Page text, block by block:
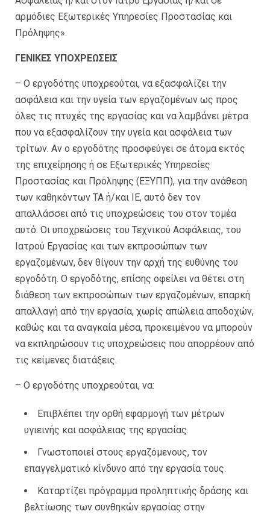
αρμόδιες Εξωτερικές Υπηρεσίες Προστασίας και
Πρόληψης».
ΓΕΝΙΚΕΣ ΥΠΟΧΡΕΩΣΕΙΣ
– Ο εργοδότης υποχρεούται, να εξασφαλίζει την
ασφάλεια και την υγεία των εργαζομένων ως προς
όλες τις πτυχές της εργασίας και να λαμβάνει μέτρα
που να εξασφαλίζουν την υγεία και ασφάλεια των
τρίτων. Αν ο εργοδότης προσφεύγει σε άτομα εκτός
της επιχείρησης ή σε Εξωτερικές Υπηρεσίες
Προστασίας και Πρόληψης (ΕΞΥΠΠ), για την ανάθεση
των καθηκόντων ΤΑ ή/και ΙΕ, αυτό δεν τον
απαλλάσσει από τις υποχρεώσεις του στον τομέα
αυτό. Οι υποχρεώσεις του Τεχνικού Ασφάλειας, του
Ιατρού Εργασίας και των εκπροσώπων των
εργαζομένων, δεν θίγουν την αρχή της ευθύνης του
εργοδότη. Ο εργοδότης, επίσης οφείλει να θέτει στη
διάθεση των εκπροσώπων των εργαζομένων, επαρκή
απαλλαγή από την εργασία, χωρίς απώλεια αποδοχών,
καθώς και τα αναγκαία μέσα, προκειμένου να μπορούν
να εκπληρώσουν τις υποχρεώσεις που απορρέουν από
τις κείμενες διατάξεις.
– Ο εργοδότης υποχρεούται, να:
Επιβλέπει την ορθή εφαρμογή των μέτρων
υγιεινής και ασφάλειας της εργασίας.
Γνωστοποιεί στους εργαζόμενους, τον
επαγγελματικό κίνδυνο από την εργασία τους.
Καταρτίζει πρόγραμμα προληπτικής δράσης και
βελτίωσης των συνθηκών εργασίας στην